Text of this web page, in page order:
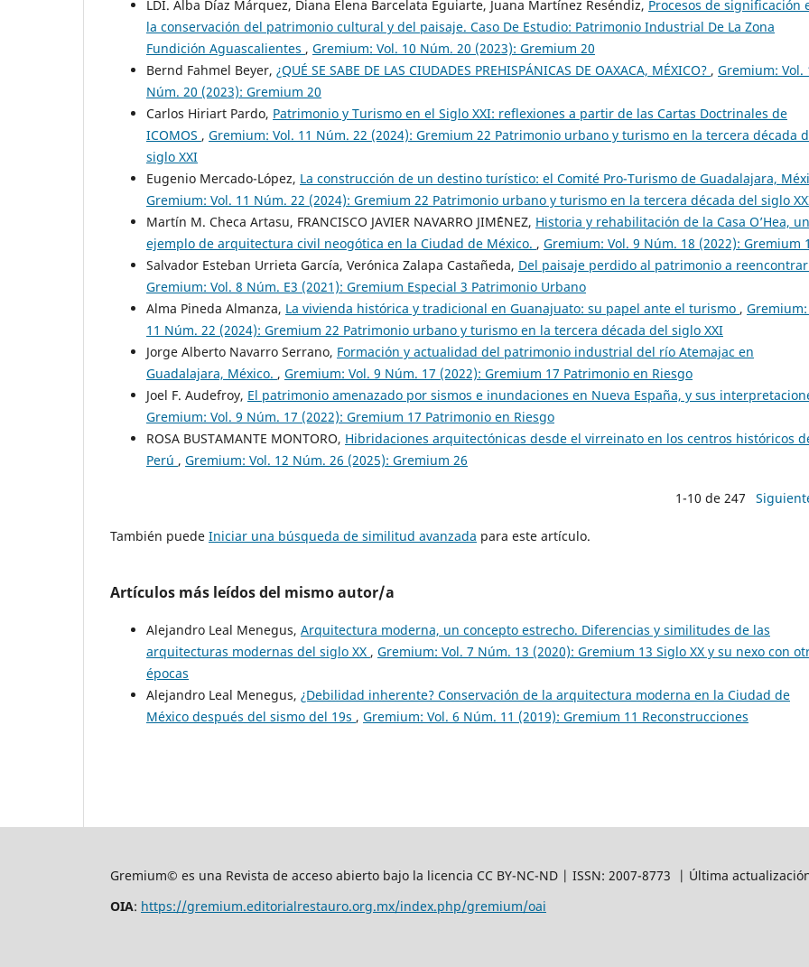
LDI. Alba Díaz Márquez, Diana Elena Barcelata Eguiarte, Juana Martínez Reséndiz, Procesos de significación
la conservación del patrimonio cultural y del paisaje. Caso De Estudio: Patrimonio Industrial De La Zona
Fundición Aguascalientes , Gremium: Vol. 10 Núm. 20 (2023): Gremium 20
Bernd Fahmel Beyer, ¿QUÉ SE SABE DE LAS CIUDADES PREHISPÁNICAS DE OAXACA, MÉXICO? , Gremium: Vol.
Núm. 20 (2023): Gremium 20
Carlos Hiriart Pardo, Patrimonio y Turismo en el Siglo XXI: reflexiones a partir de las Cartas Doctrinales de
ICOMOS , Gremium: Vol. 11 Núm. 22 (2024): Gremium 22 Patrimonio urbano y turismo en la tercera década
siglo XXI
Eugenio Mercado-López, La construcción de un destino turístico: el Comité Pro-Turismo de Guadalajara,
Gremium: Vol. 11 Núm. 22 (2024): Gremium 22 Patrimonio urbano y turismo en la tercera década del siglo
Martín M. Checa Artasu, FRANCISCO JAVIER NAVARRO JIM´´ENEZ, Historia y rehabilitación de la Casa O’Hea, un
ejemplo de arquitectura civil neogótica en la Ciudad de México. , Gremium: Vol. 9 Núm. 18 (2022): Gremium
Salvador Esteban Urrieta García, Verónica Zalapa Castañeda, Del paisaje perdido al patrimonio a reencontrar
Gremium: Vol. 8 Núm. E3 (2021): Gremium Especial 3 Patrimonio Urbano
Alma Pineda Almanza, La vivienda histórica y tradicional en Guanajuato: su papel ante el turismo , Gremium:
11 Núm. 22 (2024): Gremium 22 Patrimonio urbano y turismo en la tercera década del siglo XXI
Jorge Alberto Navarro Serrano, Formación y actualidad del patrimonio industrial del río Atemajac en
Guadalajara, México. , Gremium: Vol. 9 Núm. 17 (2022): Gremium 17 Patrimonio en Riesgo
Joel F. Audefroy, El patrimonio amenazado por sismos e inundaciones en Nueva España, y sus
Gremium: Vol. 9 Núm. 17 (2022): Gremium 17 Patrimonio en Riesgo
ROSA BUSTAMANTE MONTORO, Hibridaciones arquitectónicas desde el virreinato en los centros históricos
Perú , Gremium: Vol. 12 Núm. 26 (2025): Gremium 26
1-10 de 247
También puede Iniciar una búsqueda de similitud avanzada para este artículo.
Artículos más leídos del mismo autor/a
Alejandro Leal Menegus, Arquitectura moderna, un concepto estrecho. Diferencias y similitudes de las
arquitecturas modernas del siglo XX , Gremium: Vol. 7 Núm. 13 (2020): Gremium 13 Siglo XX y su nexo con
épocas
Alejandro Leal Menegus, ¿Debilidad inherente? Conservación de la arquitectura moderna en la Ciudad de
México después del sismo del 19s , Gremium: Vol. 6 Núm. 11 (2019): Gremium 11 Reconstrucciones
Gremium© es una Revista de acceso abierto bajo la licencia CC BY-NC-ND | ISSN: 2007-8773 | Última
OIA: https://gremium.editorialrestauro.org.mx/index.php/gremium/oai